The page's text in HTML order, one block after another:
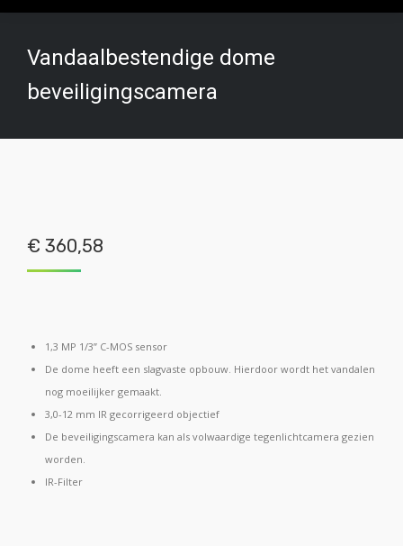
Vandaalbestendige dome
beveiligingscamera
€ 360,58
1,3 MP 1/3” C-MOS sensor
De dome heeft een slagvaste opbouw. Hierdoor wordt het vandalen
nog moeilijker gemaakt.
3,0-12 mm IR gecorrigeerd objectief
De beveiligingscamera kan als volwaardige tegenlichtcamera gezien
worden.
IR-Filter